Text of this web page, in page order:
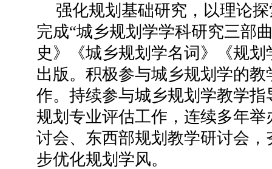
强化规划基础研究，以理论
完成“城乡规划学学科研究三部
史》《城乡规划学名词》《规
出版。积极参与城乡规划学的
作。持续参与城乡规划学教学
规划专业评估工作，连续多年
讨会、东西部规划教学研讨会
步优化规划学风。